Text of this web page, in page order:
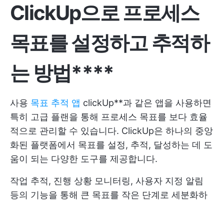
ClickUp으로 프로세스
목표를 설정하고 추적하
는 방법****
사용 목표 추적 앱 clickUp**과 같은 앱을 사용하면
특히 고급 플랜을 통해 프로세스 목표를 보다 효율
적으로 관리할 수 있습니다. ClickUp은 하나의 중앙
화된 플랫폼에서 목표를 설정, 추적, 달성하는 데 도
움이 되는 다양한 도구를 제공합니다.
작업 추적, 진행 상황 모니터링, 사용자 지정 알림
등의 기능을 통해 큰 목표를 작은 단계로 세분화하